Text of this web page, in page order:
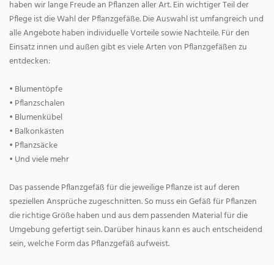
haben wir lange Freude an Pflanzen aller Art. Ein wichtiger Teil der
Pflege ist die Wahl der Pflanzgefäße. Die Auswahl ist umfangreich und
alle Angebote haben individuelle Vorteile sowie Nachteile. Für den
Einsatz innen und außen gibt es viele Arten von Pflanzgefäßen zu
entdecken:
• Blumentöpfe
• Pflanzschalen
• Blumenkübel
• Balkonkästen
• Pflanzsäcke
• Und viele mehr
Das passende Pflanzgefäß für die jeweilige Pflanze ist auf deren
speziellen Ansprüche zugeschnitten. So muss ein Gefäß für Pflanzen
die richtige Größe haben und aus dem passenden Material für die
Umgebung gefertigt sein. Darüber hinaus kann es auch entscheidend
sein, welche Form das Pflanzgefäß aufweist.